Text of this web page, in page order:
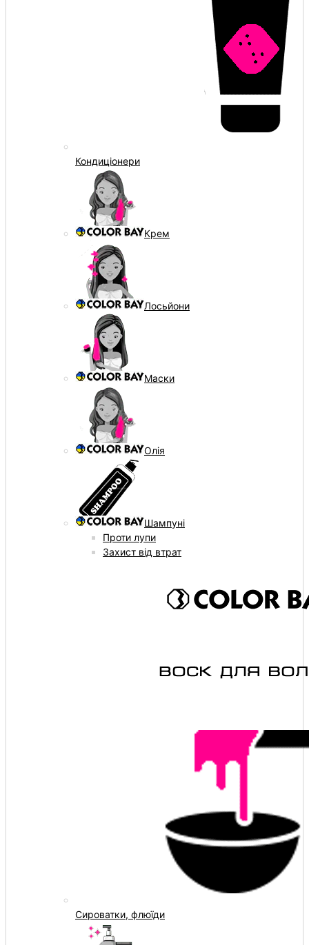
Кондиціонери
Крем
Лосьйони
Маски
Олія
Шампуні
Проти лупи
Захист від втрат
Сироватки, флюїди